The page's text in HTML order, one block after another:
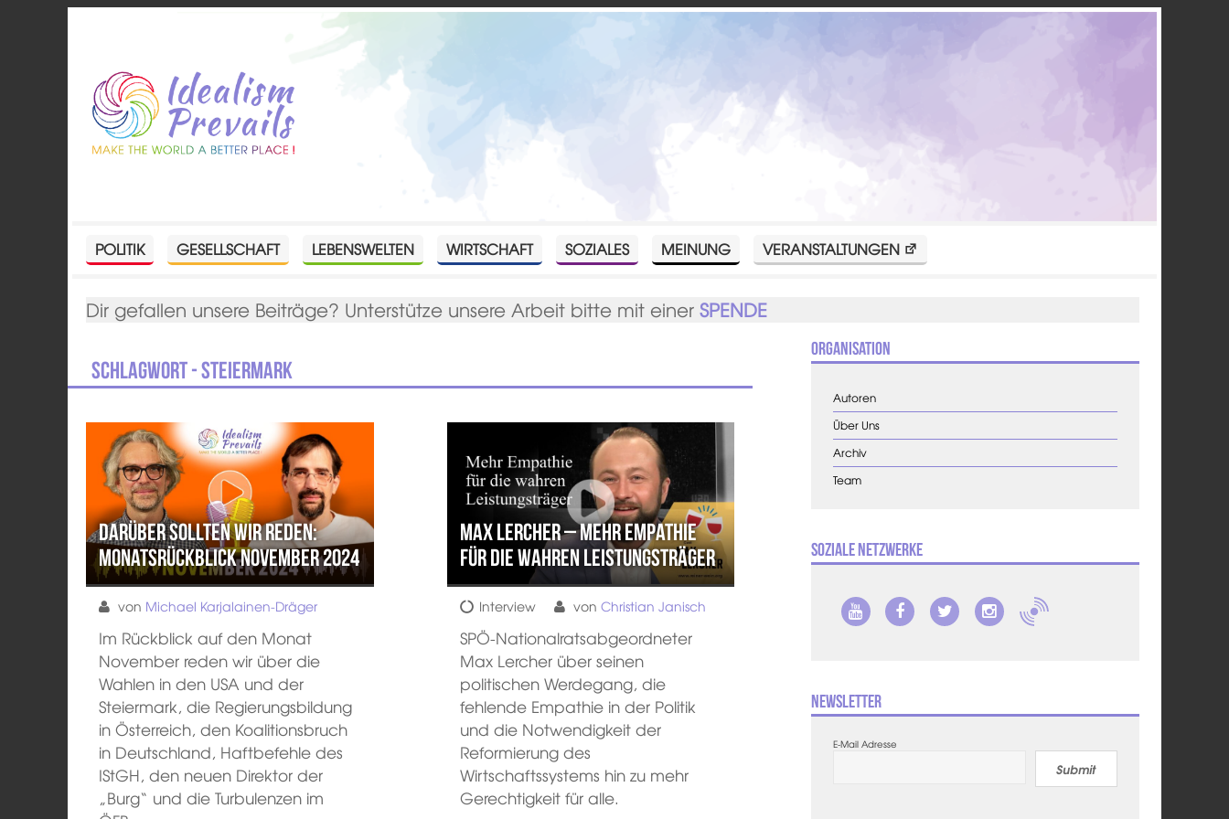
POLITIK GESELLSCHAFT LEBENSWELTEN WIRTSCHAFT SOZIALES MEINUNG VERANSTALTUNGEN
Dir gefallen unsere Beiträge? Unterstütze unsere Arbeit bitte mit einerSPENDE
Schlagwort - Steiermark
Darüber sollten wir reden:
Monatsrückblick November 2024
von Michael Karjalainen-Dräger
Im Rückblick auf den Monat
November reden wir über die
Wahlen in den USA und der
Steiermark, die Regierungsbildung
in Österreich, den Koalitionsbruch
in Deutschland, Haftbefehle des
IStGH, den neuen Direktor der
„Burg“ und die Turbulenzen im
Max Lercher – Mehr Empathie
für die wahren Leistungsträger
Interview von Christian Janisch
SPÖ-Nationalratsabgeordneter
Max Lercher über seinen
politischen Werdegang, die
fehlende Empathie in der Politik
und die Notwendigkeit der
Reformierung des
Wirtschaftssystems hin zu mehr
Gerechtigkeit für alle.
Organisation
Autoren
Über Uns
Archiv
Team
Soziale Netzwerke
Newsletter
E-Mail Adresse
Submit